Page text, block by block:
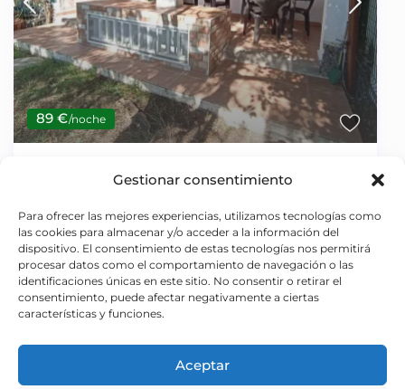
Gestionar consentimiento
Para ofrecer las mejores experiencias, utilizamos tecnologías como
las cookies para almacenar y/o acceder a la información del
dispositivo. El consentimiento de estas tecnologías nos permitirá
procesar datos como el comportamiento de navegación o las
identificaciones únicas en este sitio. No consentir o retirar el
consentimiento, puede afectar negativamente a ciertas
características y funciones.
Aceptar
89 €/noche
Sunset Faro Vibbecanarias
Huéspedes base: 4 Huespedes extra: 0
Noches mínimas: 4 Habitaciones: 5